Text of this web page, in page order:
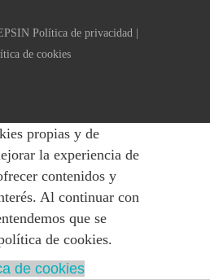
Política de privacidad
de cookies
propias y de
la experiencia de
contenidos y
Al continuar con
que se
de cookies.
de cookies